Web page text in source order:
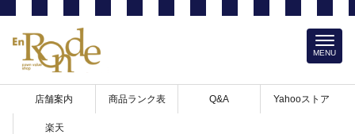
店舗案内 商品ランク表 Q&A Yahooストア
楽天
MENU